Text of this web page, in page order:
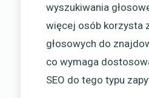
wyszukiwania
więcej osób korzysta
głosowych do
co wymaga
SEO do tego typu